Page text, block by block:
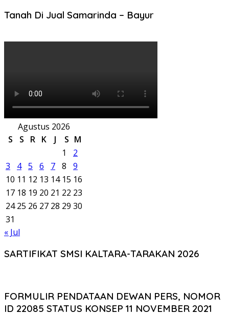
Tanah Di Jual Samarinda – Bayur
Agustus 2026
S
S R K J S M
1
2
3
4 5 6 7 8
9
10 11 12 13 14 15 16
17 18 19 20 21 22 23
24 25 26 27 28 29 30
31
« Jul
SARTIFIKAT SMSI KALTARA-TARAKAN 2026
FORMULIR PENDATAAN DEWAN PERS, NOMOR
ID 22085 STATUS KONSEP 11 NOVEMBER 2021